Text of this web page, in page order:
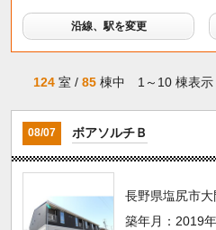
沿線、駅を変更
124 室 /85 棟中 1～10 棟表示
08/07 ボアソルチＢ
長野県塩尻市大
築年月：2019